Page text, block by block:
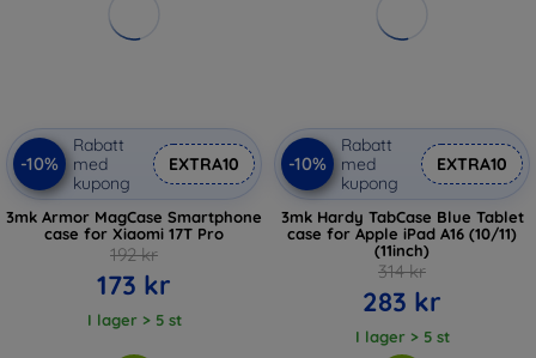
-10%
Rabatt
med
kupong
EXTRA10
3mk Armor MagCase Smartphone
case for Xiaomi 17T Pro
192 kr
173 kr
I lager > 5 st
-10%
Rabatt
med
kupong
EXTRA10
3mk Hardy TabCase Blue Tablet
case for Apple iPad A16 (10/11)
(11inch)
314 kr
283 kr
I lager > 5 st